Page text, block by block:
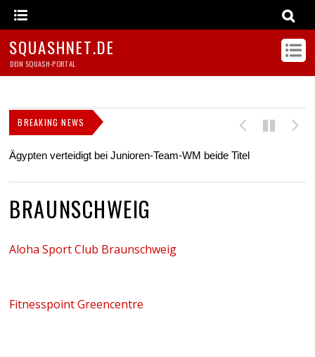
SQUASHNET.DE
DEIN SQUASH-PORTAL
BREAKING NEWS
Ägypten verteidigt bei Junioren-Team-WM beide Titel
BRAUNSCHWEIG
Aloha Sport Club Braunschweig
Fitnesspoint Greencentre